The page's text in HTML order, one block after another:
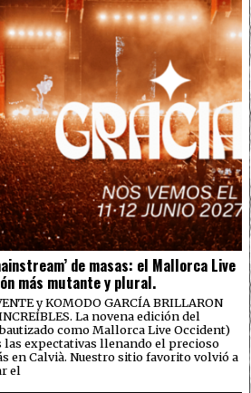
de masas: el Mallorca Live
más mutante y plural.
y KOMODO GARCÍA BRILLARON
La novena edición del
como Mallorca Live Occident)
las expectativas llenando el precioso
en Calvià. Nuestro sitio favorito volvió a
el